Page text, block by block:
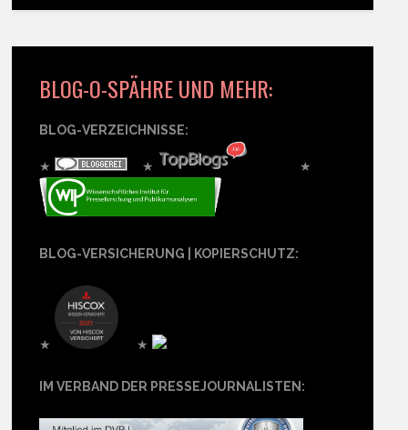
BLOG-O-SPÄHRE UND MEHR:
BLOG-VERZEICHNISSE:
★ ★ ★
BLOG-VERSICHERUNG | KOPIERSCHUTZ:
★ ★
IM VERBAND DER PRESSEJOURNALISTEN: